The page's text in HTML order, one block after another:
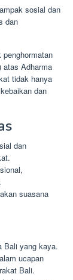
sosial dan
dan
atas Adharma
tidak hanya
dan
dan
suasana
Bali yang kaya.
ucapan
Bali.